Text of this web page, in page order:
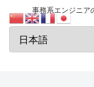
事務系エンジニア